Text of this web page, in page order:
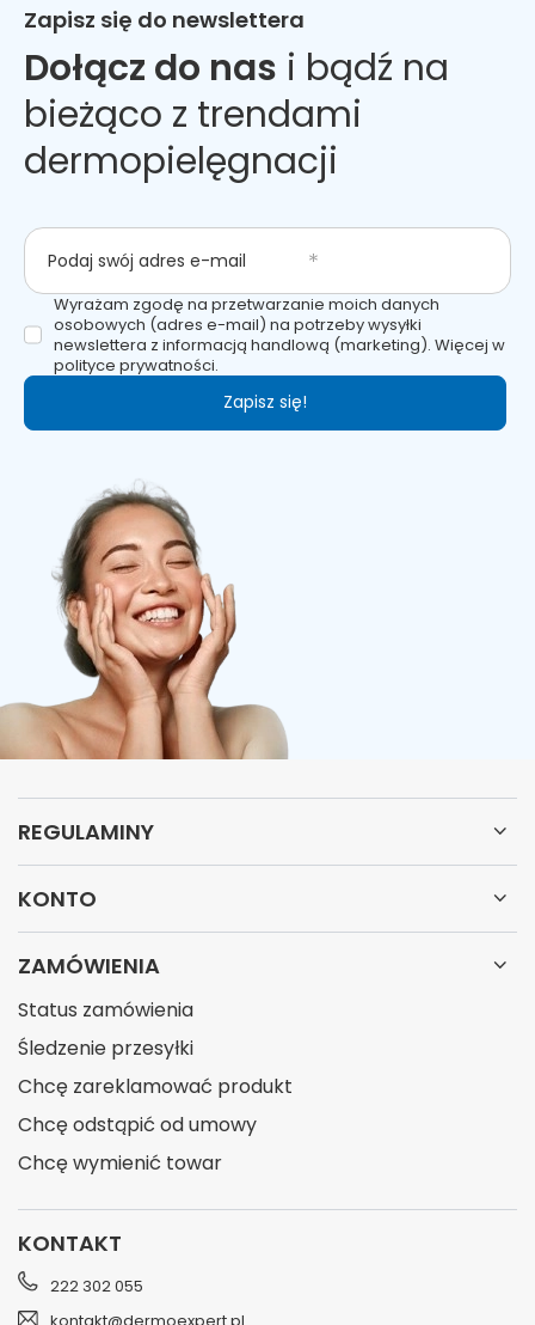
Zapisz się do newslettera
Dołącz do nas i bądź na
bieżąco z trendami
dermopielęgnacji
Podaj swój adres e-mail
Wyrażam zgodę na przetwarzanie moich danych
osobowych (adres e-mail) na potrzeby wysyłki
newslettera z informacją handlową (marketing). Więcej w
polityce prywatności.
Zapisz się!
REGULAMINY
KONTO
ZAMÓWIENIA
Status zamówienia
Śledzenie przesyłki
Chcę zareklamować produkt
Chcę odstąpić od umowy
Chcę wymienić towar
KONTAKT
222 302 055